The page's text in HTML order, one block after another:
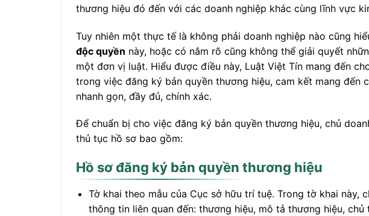
thương hiệu đó đến với các doanh nghiệp khác cùng lĩnh vực
Tuy nhiên một thực tế là không phải doanh nghiệp nào cũng
độc quyền này, hoặc có nắm rõ cũng không thể giải quyết
một đơn vị luật. Hiểu được điều này, Luật Việt Tín mang đến
trong việc đăng ký bản quyền thương hiệu, cam kết mang đến
nhanh gọn, đầy đủ, chính xác.
Để chuẩn bị cho việc đăng ký bản quyền thương hiệu, chủ
thủ tục hồ sơ bao gồm:
Hồ sơ đăng ký bản quyền thương hiệu
Tờ khai theo mẫu của Cục sở hữu trí tuệ. Trong tờ khai này,
thông tin liên quan đến: thương hiệu, mô tả thương hiệu,